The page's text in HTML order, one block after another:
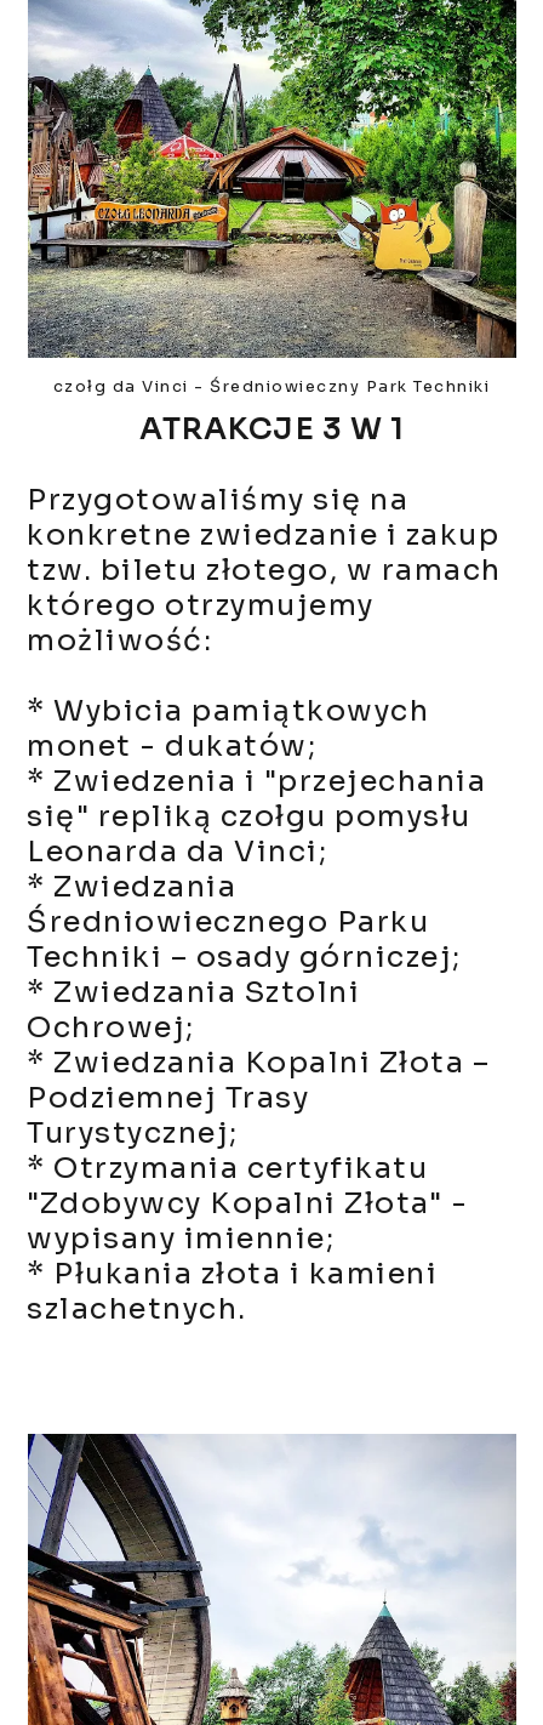
czołg da Vinci - Średniowieczny Park Techniki
ATRAKCJE 3 W 1
Przygotowaliśmy się na
konkretne zwiedzanie i zakup
tzw. biletu złotego, w ramach
którego otrzymujemy
możliwość:
* Wybicia pamiątkowych
monet - dukatów;
* Zwiedzenia i "przejechania
się" repliką czołgu pomysłu
Leonarda da Vinci;
* Zwiedzania
Średniowiecznego Parku
Techniki – osady górniczej;
* Zwiedzania Sztolni
Ochrowej;
* Zwiedzania Kopalni Złota –
Podziemnej Trasy
Turystycznej;
* Otrzymania certyfikatu
"Zdobywcy Kopalni Złota" -
wypisany imiennie;
* Płukania złota i kamieni
szlachetnych.